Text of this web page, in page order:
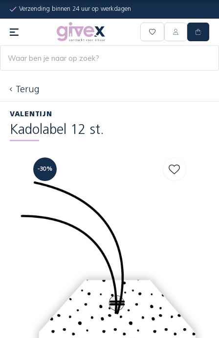
Verzending binnen 24 uur op werkdagen
Terug
VALENTIJN
Kadolabel 12 st.
-30%